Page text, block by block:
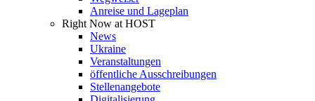
Anreise und Lageplan
Right Now at HOST
News
Ukraine
Veranstaltungen
öffentliche Ausschreibungen
Stellenangebote